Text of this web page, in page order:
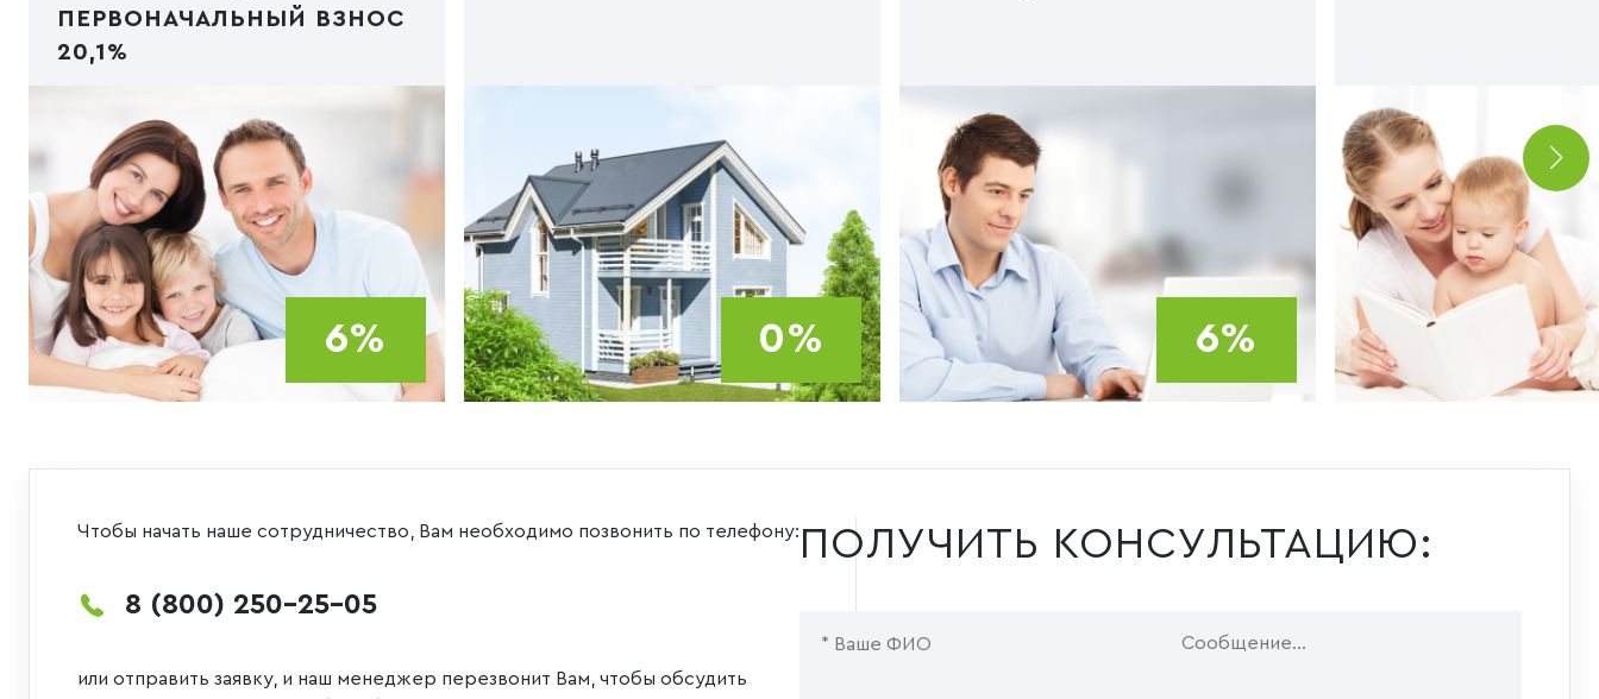
ПЕРВОНАЧАЛЬНЫЙ ВЗНОС
20,1%
/img/ipoteka1.jpg"
type="image/webp">
6%
type="image/webp">
0%
Код PHP/img/ipoteka2.jpg"
type="image/webp">
6%
Код PHP
type="image/webp">
Чтобы начать наше сотрудничество, Вам необходимо позвонить по телефону:
8 (800) 250-25-05
или отправить заявку, и наш менеджер перезвонит Вам, чтобы обсудить
ПОЛУЧИТЬ КОНСУЛЬТАЦИЮ: